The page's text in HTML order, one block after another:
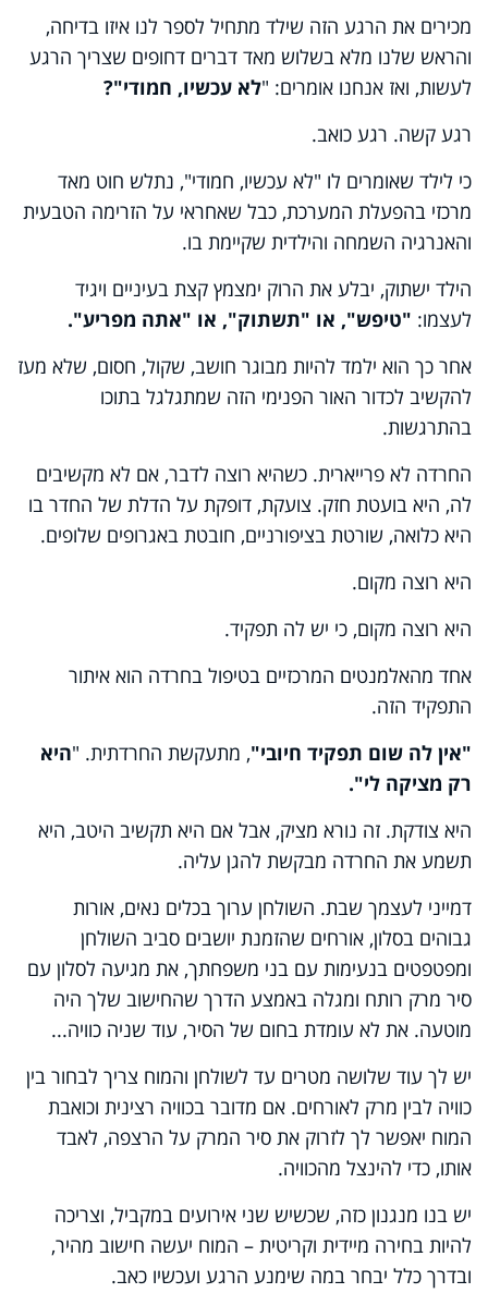
מכירים את הרגע הזה שילד מתחיל לספר לנו איזו בדיחה,
והראש שלנו מלא בשלוש מאד דברים דחופים שצריך הרגע
לעשות, ואז אנחנו אומרים: "לא עכשיו, חמודי"?
רגע קשה. רגע כואב.
כי לילד שאומרים לו "לא עכשיו, חמודי", נתלש חוט מאד
מרכזי בהפעלת המערכת, כבל שאחראי על הזרימה הטבעית
והאנרגיה השמחה והילדית שקיימת בו.
הילד ישתוק, יבלע את הרוק ימצמץ קצת בעיניים ויגיד
לעצמו: "טיפש", או "תשתוק", או "אתה מפריע".
אחר כך הוא ילמד להיות מבוגר חושב, שקול, חסום, שלא מעז
להקשיב לכדור האור הפנימי הזה שמתגלגל בתוכו
בהתרגשות.
החרדה לא פרייארית. כשהיא רוצה לדבר, אם לא מקשיבים
לה, היא בועטת חזק. צועקת, דופקת על הדלת של החדר בו
היא כלואה, שורטת בציפורניים, חובטת באגרופים שלופים.
היא רוצה מקום.
היא רוצה מקום, כי יש לה תפקיד.
אחד מהאלמנטים המרכזיים בטיפול בחרדה הוא איתור
התפקיד הזה.
"אין לה שום תפקיד חיובי", מתעקשת החרדתית. "היא
רק מציקה לי".
היא צודקת. זה נורא מציק, אבל אם היא תקשיב היטב, היא
תשמע את החרדה מבקשת להגן עליה.
דמייני לעצמך שבת. השולחן ערוך בכלים נאים, אורות
גבוהים בסלון, אורחים שהזמנת יושבים סביב השולחן
ומפטפטים בנעימות עם בני משפחתך, את מגיעה לסלון עם
סיר מרק רותח ומגלה באמצע הדרך שהחישוב שלך היה
מוטעה. את לא עומדת בחום של הסיר, עוד שניה כוויה...
יש לך עוד שלושה מטרים עד לשולחן והמוח צריך לבחור בין
כוויה לבין מרק לאורחים. אם מדובר בכוויה רצינית וכואבת
המוח יאפשר לך לזרוק את סיר המרק על הרצפה, לאבד
אותו, כדי להינצל מהכוויה.
יש בנו מנגנון כזה, שכשיש שני אירועים במקביל, וצריכה
להיות בחירה מיידית וקריטית – המוח יעשה חישוב מהיר,
ובדרך כלל יבחר במה שימנע הרגע ועכשיו כאב.